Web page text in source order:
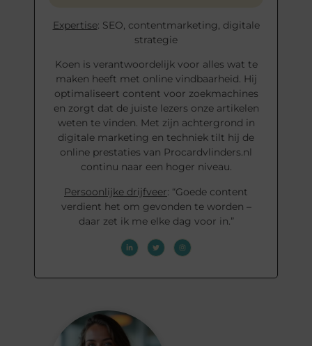
Expertise: SEO, contentmarketing, digitale
strategie
Koen is verantwoordelijk voor alles wat te
maken heeft met online vindbaarheid. Hij
optimaliseert content voor zoekmachines
en zorgt dat de juiste lezers onze artikelen
weten te vinden. Met zijn achtergrond in
digitale marketing en techniek tilt hij de
online prestaties van Procardvlinders.nl
continu naar een hoger niveau.
Persoonlijke drijfveer: “Goede content
verdient het om gevonden te worden –
daar zet ik me elke dag voor in.”